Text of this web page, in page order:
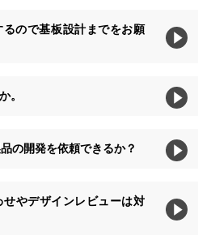
ので基板設計までをお願
。
の開発を依頼できるか？
やデザインレビューは対